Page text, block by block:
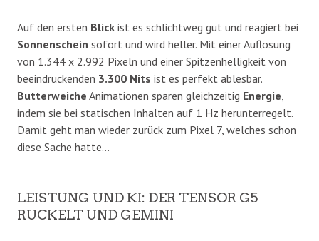
Auf den ersten Blick ist es schlichtweg gut und reagiert bei
Sonnenschein sofort und wird heller. Mit einer Auflösung
von 1.344 x 2.992 Pixeln und einer Spitzenhelligkeit von
beeindruckenden 3.300 Nits ist es perfekt ablesbar.
Butterweiche Animationen sparen gleichzeitig Energie
indem sie bei statischen Inhalten auf 1 Hz herunterregelt.
Damit geht man wieder zurück zum Pixel 7, welches schon
diese Sache hatte…
​LEISTUNG UND KI: DER TENSOR G5
RUCKELT UND GEMINI